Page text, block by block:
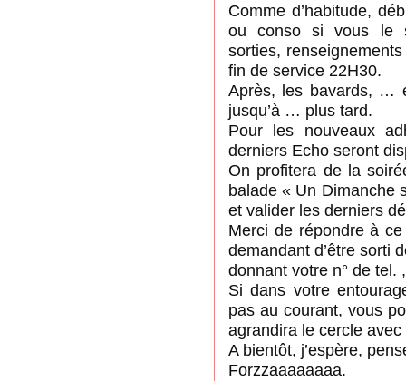
Comme d’habitude,
ou conso si vous le
sorties,
fin de service 22H30.
Après, les bavards, …
jusqu’à … plus tard.
Pour les nouveaux
derniers Echo seront
On profitera de la
balade « Un Dimanche
et valider les derniers
Merci de répondre à
demandant d’être sorti
donnant votre n° de tel.
Si dans votre
pas au courant, vous
agrandira le cercle avec
A bientôt, j’espère,
Forzzaaaaaaaa.